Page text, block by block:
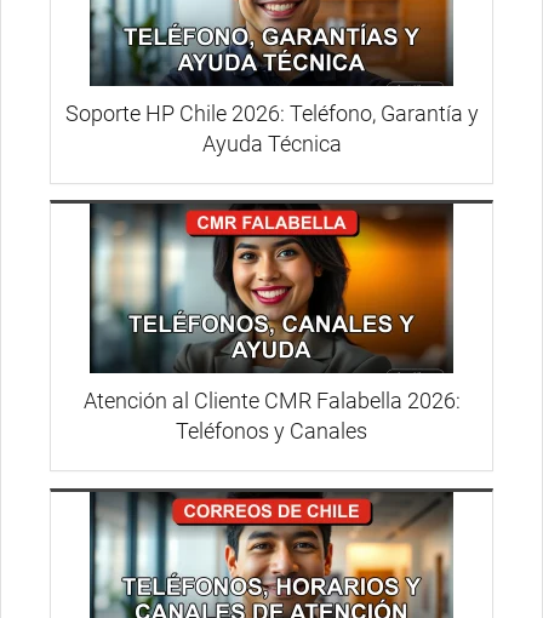
Soporte HP Chile 2026: Teléfono, Garantía y
Ayuda Técnica
Atención al Cliente CMR Falabella 2026:
Teléfonos y Canales